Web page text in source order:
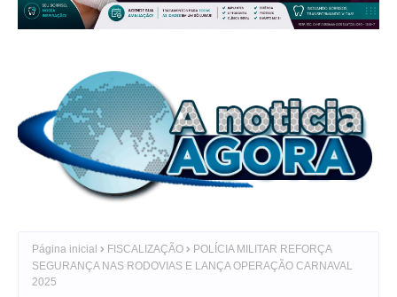
Página inicial FISCALIZAÇÃO
POLÍCIA MILITAR REFORÇA
SEGURANÇA NAS RODOVIAS E LANÇA OPERAÇÃO CARNAVAL
2025